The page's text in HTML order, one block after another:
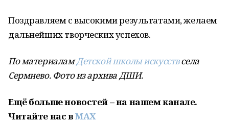
Поздравляем с высокими результатами, желаем
дальнейших творческих успехов.
По материаламДетской школы искусствсела
Сермнево. Фото из архива ДШИ.
Ещё больше новостей – на нашем канале.
Читайте нас вMAX